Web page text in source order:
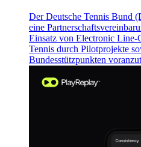
Der Deutsche Tennis Bund
eine
Einsatz von Electronic
Tennis durch Pilotprojekte
Bundesstützpunkten